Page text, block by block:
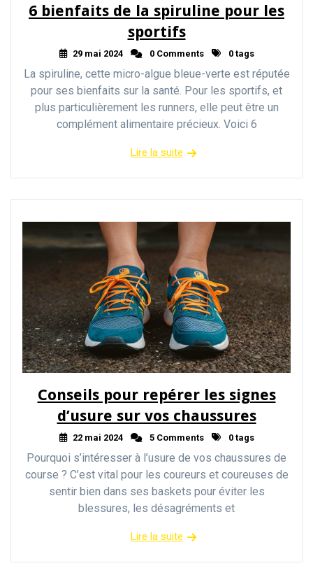
6 bienfaits de la spiruline pour les
sportifs
29 mai 2024 0 Comments 0 tags
La spiruline, cette micro-algue bleue-verte est réputée
pour ses bienfaits sur la santé. Pour les sportifs, et
plus particulièrement les runners, elle peut être un
complément alimentaire précieux. Voici 6
Lire la suite
Conseils pour repérer les signes
d’usure sur vos chaussures
22 mai 2024 5 Comments 0 tags
Pourquoi s’intéresser à l’usure de vos chaussures de
course ? C’est vital pour les coureurs et coureuses de
sentir bien dans ses baskets pour éviter les
blessures, les désagréments et
Lire la suite